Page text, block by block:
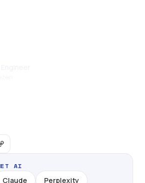
AI
Claude Perplexity